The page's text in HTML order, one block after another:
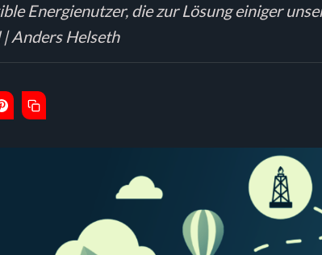
Energienutzer, die zur Lösung einiger
Anders Helseth